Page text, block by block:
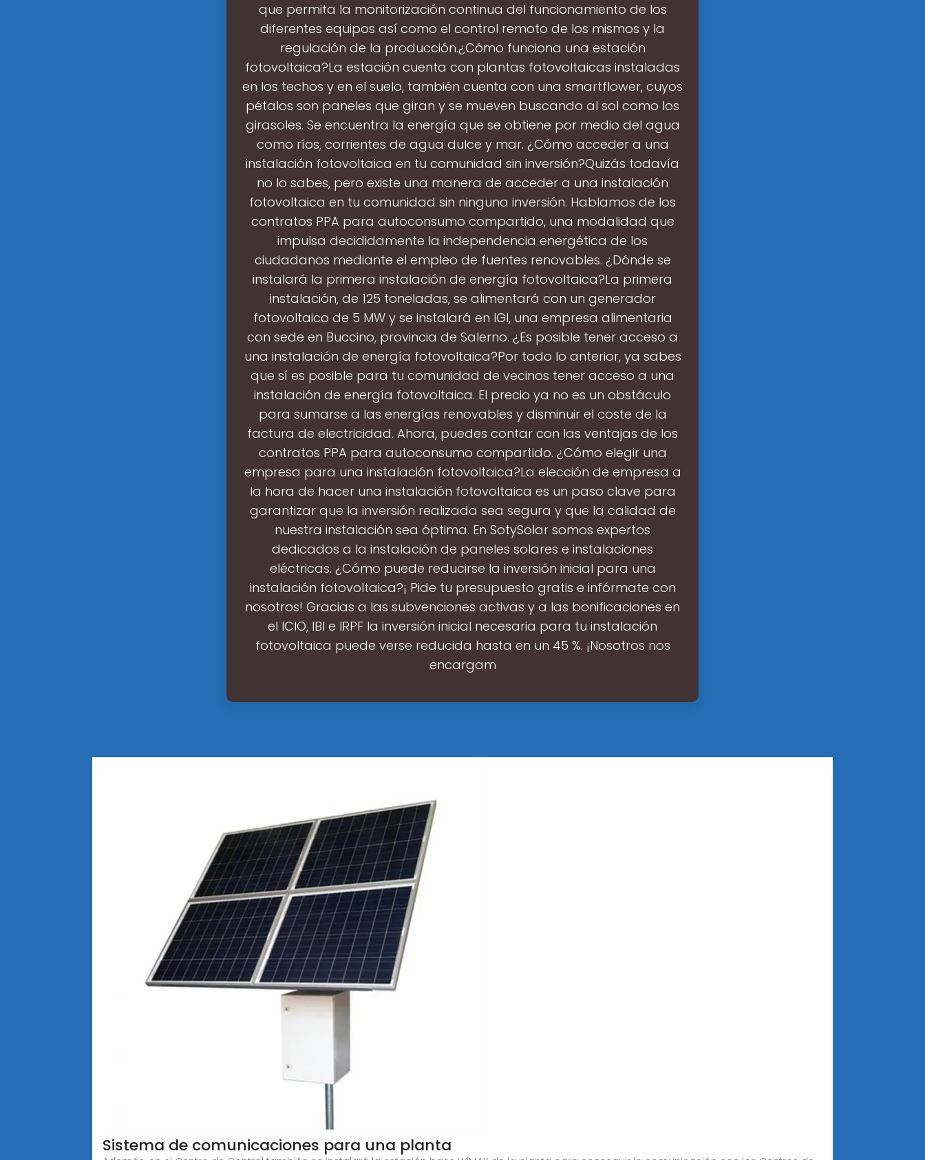
que permita la monitorización continua del funcionamiento de los
diferentes equipos así como el control remoto de los mismos y la
regulación de la producción.¿Cómo funciona una estación
fotovoltaica?La estación cuenta con plantas fotovoltaicas instaladas
en los techos y en el suelo, también cuenta con una smartflower, cuyos
pétalos son paneles que giran y se mueven buscando al sol como los
girasoles. Se encuentra la energía que se obtiene por medio del agua
como ríos, corrientes de agua dulce y mar. ¿Cómo acceder a una
instalación fotovoltaica en tu comunidad sin inversión?Quizás todavía
no lo sabes, pero existe una manera de acceder a una instalación
fotovoltaica en tu comunidad sin ninguna inversión. Hablamos de los
contratos PPA para autoconsumo compartido, una modalidad que
impulsa decididamente la independencia energética de los
ciudadanos mediante el empleo de fuentes renovables. ¿Dónde se
instalará la primera instalación de energía fotovoltaica?La primera
instalación, de 125 toneladas, se alimentará con un generador
fotovoltaico de 5 MW y se instalará en IGI, una empresa alimentaria
con sede en Buccino, provincia de Salerno. ¿Es posible tener acceso a
una instalación de energía fotovoltaica?Por todo lo anterior, ya sabes
que sí es posible para tu comunidad de vecinos tener acceso a una
instalación de energía fotovoltaica. El precio ya no es un obstáculo
para sumarse a las energías renovables y disminuir el coste de la
factura de electricidad. Ahora, puedes contar con las ventajas de los
contratos PPA para autoconsumo compartido. ¿Cómo elegir una
empresa para una instalación fotovoltaica?La elección de empresa a
la hora de hacer una instalación fotovoltaica es un paso clave para
garantizar que la inversión realizada sea segura y que la calidad de
nuestra instalación sea óptima. En SotySolar somos expertos
dedicados a la instalación de paneles solares e instalaciones
eléctricas. ¿Cómo puede reducirse la inversión inicial para una
instalación fotovoltaica?¡ Pide tu presupuesto gratis e infórmate con
nosotros! Gracias a las subvenciones activas y a las bonificaciones en
el ICIO, IBI e IRPF la inversión inicial necesaria para tu instalación
fotovoltaica puede verse reducida hasta en un 45 %. ¡Nosotros nos
encargam
Sistema de comunicaciones para una planta